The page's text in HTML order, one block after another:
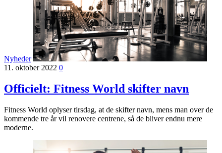
Nyheder
11. oktober 2022 0
Officielt: Fitness World skifter navn
Fitness World oplyser tirsdag, at de skifter navn, mens man over de
kommende tre år vil renovere centrene, så de bliver endnu mere
moderne.